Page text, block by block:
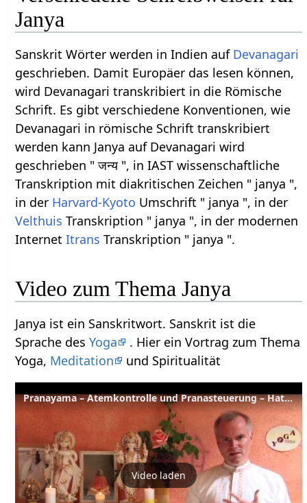
Janya
Sanskrit Wörter werden in Indien auf Devanagari
geschrieben. Damit Europäer das lesen können,
wird Devanagari transkribiert in die Römische
Schrift. Es gibt verschiedene Konventionen, wie
Devanagari in römische Schrift transkribiert
werden kann Janya auf Devanagari wird
geschrieben " जन्य ", in IAST wissenschaftliche
Transkription mit diakritischen Zeichen " janya ",
in der Harvard-Kyoto Umschrift " janya ", in der
Velthuis Transkription " janya ", in der modernen
InternetItrans Transkription " janya ".
Video zum Thema Janya
Janya ist ein Sanskritwort. Sanskrit ist die
Sprache desYoga
. Hier ein Vortrag zum Thema
Yoga, Meditation und Spiritualität
Pranayama – Atemkontrolle und Pranasteuerung – Hatha Yoga Wörterbuch
Video laden